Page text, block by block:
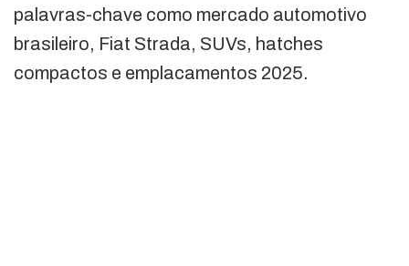
palavras-chave como mercado automotivo
brasileiro, Fiat Strada, SUVs, hatches
compactos e emplacamentos 2025.